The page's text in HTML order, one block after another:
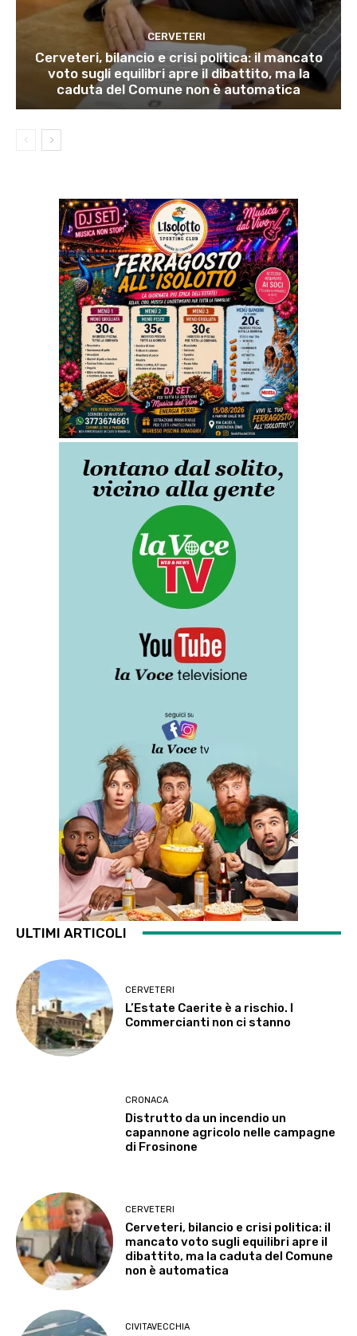
CERVETERI
Cerveteri, bilancio e crisi politica: il mancato
voto sugli equilibri apre il dibattito, ma la
caduta del Comune non è automatica
ULTIMI ARTICOLI
CERVETERI
L’Estate Caerite è a rischio. I
Commercianti non ci stanno
CRONACA
Distrutto da un incendio un
capannone agricolo nelle campagne
di Frosinone
CERVETERI
Cerveteri, bilancio e crisi politica: il
mancato voto sugli equilibri apre il
dibattito, ma la caduta del Comune
non è automatica
CIVITAVECCHIA